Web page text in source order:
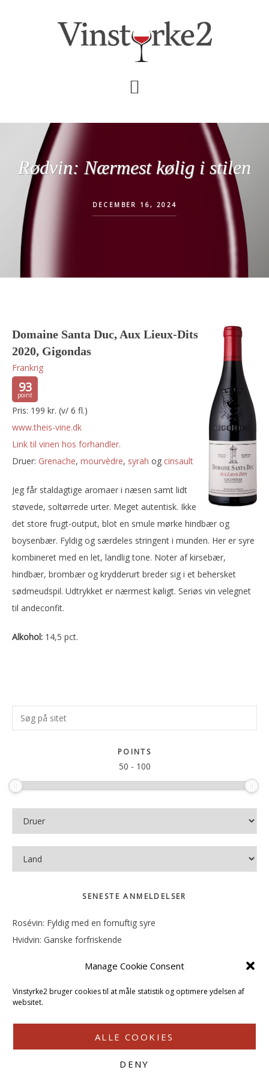
Manage Cookie Consent
Vinstyrke2 bruger cookies til at måle statistik og optimere ydelsen af
websitet.
ALLE COOKIES
DENY
Rødvin: Nærmest kølig i stilen
DECEMBER 16, 2024
Domaine Santa Duc, Aux Lieux-Dits
2020, Gigondas
Frankrig
93
Pris: 199 kr. (v/ 6 fl.)
www.theis-vine.dk
Link til vinen hos forhandler.
Druer:
grenache, mourvèdre, syrah og cinsault
Jeg får staldagtige aromaer i næsen samt lidt
støvede, soltørrede urter. Meget autentisk. Ikke
det store frugt-output, blot en smule mørke hindbær og
boysenbær. Fyldig og særdeles stringent i munden. Her er syre
kombineret med en let, landlig tone. Noter af kirsebær,
hindbær, brombær og krydderurt breder sig i et behersket
sødmeudspil. Udtrykket er nærmest køligt. Seriøs vin velegnet
til andeconfit.
Alkohol: 14,5 pct.
Primær
Sidebar
Søg
på
POINTS
50 - 100
SENESTE ANMELDELSER
Rosévin: Fyldig med en fornuftig syre
Hvidvin: Ganske forfriskende
Hvidvin: Smørfedme og tropisk sødme
Rosévin: Blød, rund og sødladen
COPYRIGHT © 2026 · VINSTYRKE2